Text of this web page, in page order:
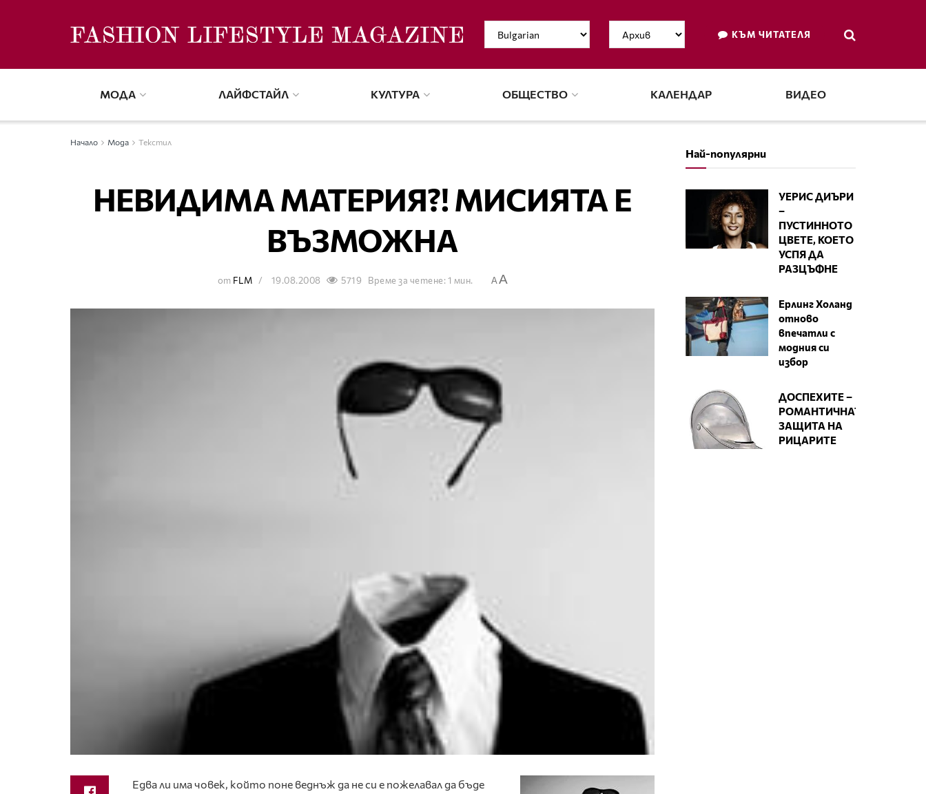
КЪМ ЧИТАТЕЛЯ
МОДА ЛАЙФСТАЙЛ КУЛТУРА ОБЩЕСТВО КАЛЕНДАР ВИДЕО
Начало Мода Текстил
НЕВИДИМА МАТЕРИЯ?! МИСИЯТА Е
ВЪЗМОЖНА
от FLM 19.08.2008 5719 Време за четене: 1 мин. AA
Едва ли има човек, който поне веднъж да не си е пожелавал да бъде
Най-популярни
УЕРИС ДИЪРИ
–
ПУСТИННОТО
ЦВЕТЕ, КОЕТО
УСПЯ ДА
РАЗЦЪФНЕ
Ерлинг Холанд
отново
впечатли с
модния си
избор
ДОСПЕХИТЕ –
РОМАНТИЧНАТА
ЗАЩИТА НА
РИЦАРИТЕ